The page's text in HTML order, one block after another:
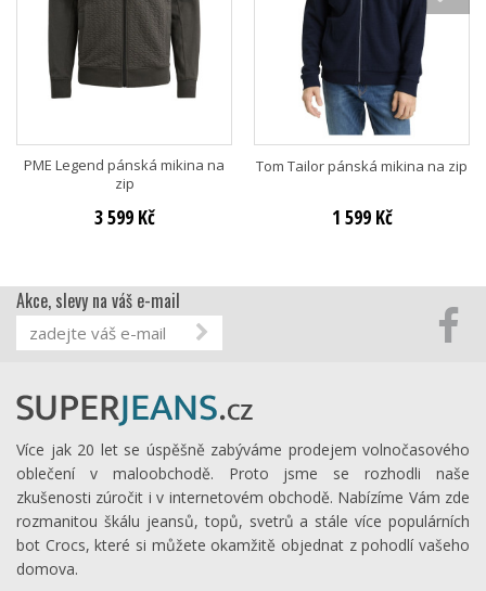
PME Legend pánská mikina na
zip
3 599 Kč
Tom Tailor pánská mikina na zip
1 599 Kč
Akce, slevy na váš e-mail
Více jak 20 let se úspěšně zabýváme prodejem volnočasového
oblečení v maloobchodě. Proto jsme se rozhodli naše
zkušenosti zúročit i v internetovém obchodě. Nabízíme Vám zde
rozmanitou škálu jeansů, topů, svetrů a stále více populárních
bot Crocs, které si můžete okamžitě objednat z pohodlí vašeho
domova.